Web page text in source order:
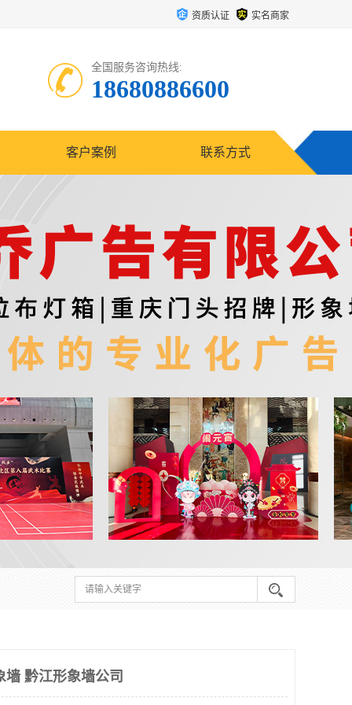
资质认证 实名商家
全国服务咨询热线:
18680886600
客户案例 联系方式
黔江形象墙公司